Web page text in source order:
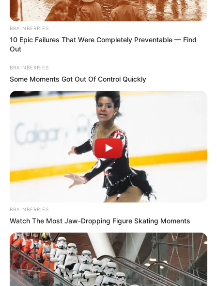
BRAINBERRIES
10 Epic Failures That Were Completely Preventable — Find
Out
BRAINBERRIES
Some Moments Got Out Of Control Quickly
BRAINBERRIES
Watch The Most Jaw‑Dropping Figure Skating Moments